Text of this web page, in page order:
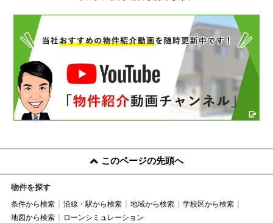
このページの先頭へ
物件を探す
条件から検索 沿線・駅から検索 地域から検索
学校区から検索
地図から検索
ローンシミュレーション